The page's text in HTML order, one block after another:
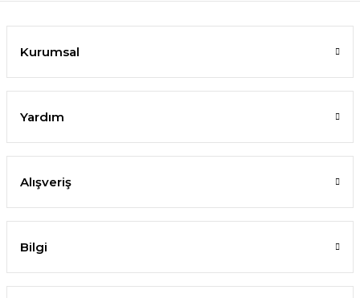
Kurumsal
Yardım
Alışveriş
Bilgi